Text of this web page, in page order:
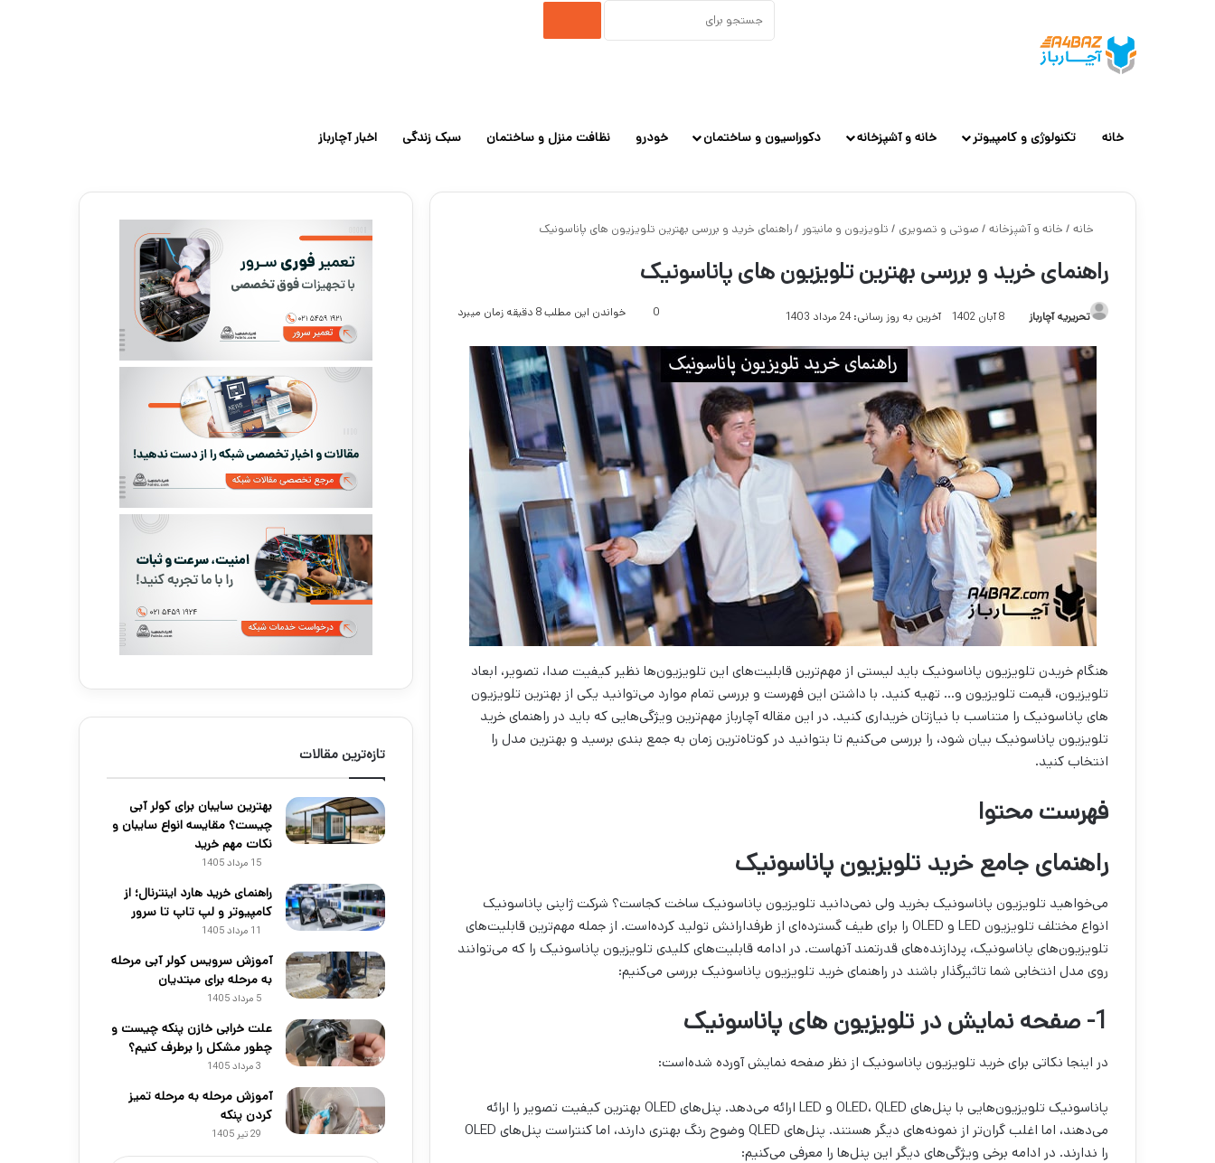
جستجو
خانه تکنولوژی و کامپیوتر خانه و آشپزخانه دکوراسیون و ساختمان خودرو نظافت منزل و ساختمان سبک زندگی اخبار آچارباز
خانه / خانه و آشپزخانه / صوتی و تصویری / تلویزیون و مانیتور /راهنمای خرید و بررسی بهترین تلویزیون های پاناسونیک
راهنمای خرید و بررسی بهترین تلویزیون های پاناسونیک
تحریریه آچارباز 8 آبان 1402 آخرین به روز رسانی: 24 مرداد 1403 0 خواندن این مطلب 8 دقیقه زمان میبرد
هنگام خریدن تلویزیون پاناسونیک باید لیستی از مهم‌ترین قابلیت‌های این تلویزیون‌ها نظیر کیفیت صدا، تصویر، ابعاد
تلویزیون، قیمت تلویزیون و… تهیه کنید. با داشتن این فهرست و بررسی تمام موارد می‌توانید یکی از بهترین تلویزیون
های پاناسونیک را متناسب با نیازتان خریداری کنید. در این مقاله آچارباز مهم‌ترین ویژگی‌هایی که باید در راهنمای خرید
تلویزیون پاناسونیک بیان شود، را بررسی می‌کنیم تا بتوانید در کوتاه‌ترین زمان به جمع بندی برسید و بهترین مدل را
انتخاب کنید.
فهرست محتوا
راهنمای جامع خرید تلویزیون پاناسونیک
می‌خواهید تلویزیون پاناسونیک بخرید ولی نمی‌دانید تلویزیون پاناسونیک ساخت کجاست؟ شرکت ژاپنی پاناسونیک
انواع مختلف تلویزیون LED و OLED را برای طیف گسترده‌ای از طرفدارانش تولید کرده‌است. از جمله مهم‌ترین قابلیت‌های
تلویزیون‌های پاناسونیک، پردازنده‌های قدرتمند آنهاست. در ادامه قابلیت‌های کلیدی تلویزیون پاناسونیک را که می‌توانند
روی مدل انتخابی شما تاثیرگذار باشند در راهنمای خرید تلویزیون پاناسونیک بررسی می‌کنیم:
1- صفحه نمایش در تلویزیون های پاناسونیک
در اینجا نکاتی برای خرید تلویزیون پاناسونیک از نظر صفحه نمایش آورده شده‌است:
پاناسونیک تلویزیون‌هایی با پنل‌های OLED، QLED و LED ارائه می‌دهد. پنل‌های OLED بهترین کیفیت تصویر را ارائه
می‌دهند، اما اغلب گران‌تر از نمونه‌های دیگر هستند. پنل‌های QLED وضوح رنگ بهتری دارند، اما کنتراست پنل‌های OLED
را ندارند. در ادامه برخی ویژگی‌های دیگر این پنل‌ها را معرفی می‌کنیم:
تازه‌ترین مقالات
بهترین سایبان برای کولر آبی
چیست؟ مقایسه انواع سایبان و
نکات مهم خرید
15 مرداد 1405
راهنمای خرید هارد اینترنال؛ از
کامپیوتر و لپ تاپ تا سرور
11 مرداد 1405
آموزش سرویس کولر آبی مرحله
به مرحله برای مبتدیان
5 مرداد 1405
علت خرابی خازن پنکه چیست و
چطور مشکل را برطرف کنیم؟
3 مرداد 1405
آموزش مرحله به مرحله تمیز
کردن پنکه
29 تیر 1405